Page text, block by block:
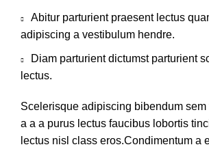
Abitur parturient praesent lectus
adipiscing a vestibulum hendre.
Diam parturient dictumst parturient
lectus.
Scelerisque adipiscing bibendum sem
a a a purus lectus faucibus lobortis
lectus nisl class eros.Condimentum a